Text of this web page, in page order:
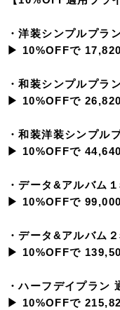
・洋装シンプルプラ
▶︎ 10%OFFで
・和装シンプルプラ
▶︎ 10%OFFで
・和装洋装シンプル
▶︎ 10%OFFで
・データ&アルバム
▶︎ 10%OFFで
・データ&アルバム
▶︎ 10%OFFで
・ハーフデイプラン
▶︎ 10%OFFで